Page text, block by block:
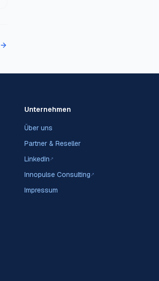
Unternehmen
Über uns
Partner & Reseller
LinkedIn ↗
Innopulse Consulting ↗
Impressum